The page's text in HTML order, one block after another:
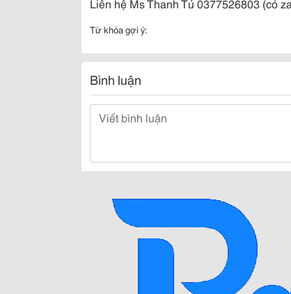
Từ khóa gợi ý:
Bình luận